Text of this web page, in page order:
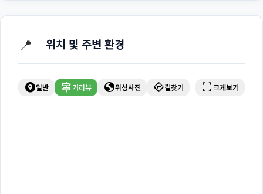
📍 위치 및 주변 환경
explore_nearby일반 signpost거리뷰 globe위성사진 directions길찾기 fullscreen 크게보기